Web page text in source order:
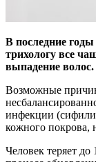
В последние
трихологу все
выпадение волос.
Возможные
инфекции
кожного покрова,
Человек теряет